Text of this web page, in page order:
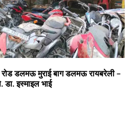
डलमऊ मुराई बाग डलमऊ रायबरेली –
डा. इस्माइल भाई